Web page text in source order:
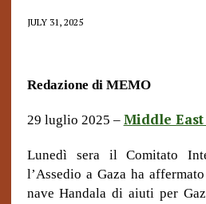
JULY 31, 2025
Redazione di MEMO
29 luglio 2025 – Middle
Lunedì sera il Comitato
l’Assedio a Gaza ha
nave Handala di aiuti per